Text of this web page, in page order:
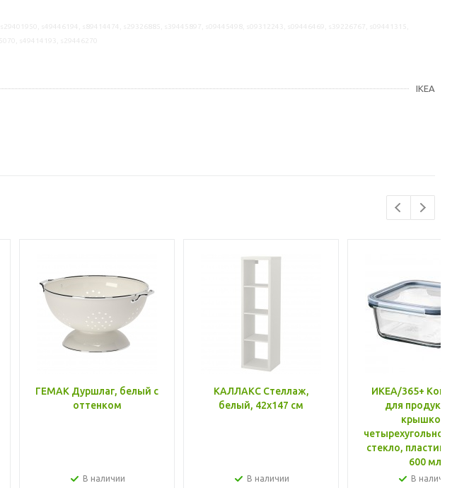
IKEA
ГЕМАК Дуршлаг, белый с
оттенком
В наличии
КАЛЛАКС Стеллаж,
белый, 42x147 см
В наличии
ИКЕА/365+
для
крышкой,
стекло, пластик
600 мл
В